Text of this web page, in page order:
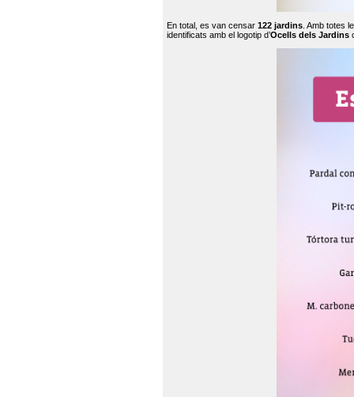
En total, es van censar 122 jardins . Amb totes
identificats amb el logotip d’Ocells dels Jardins